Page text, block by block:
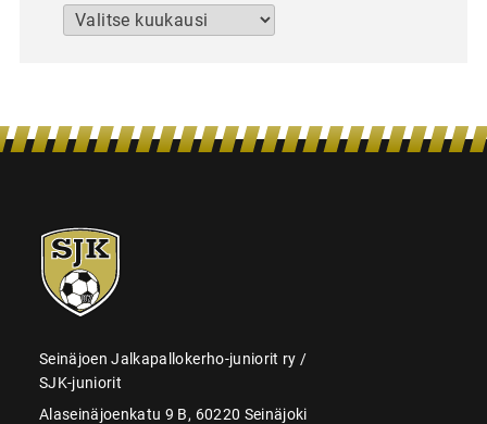
Arkistot
SJK-
juniorit
Seinäjoen Jalkapallokerho-juniorit ry /
SJK-juniorit
Alaseinäjoenkatu 9 B, 60220 Seinäjoki